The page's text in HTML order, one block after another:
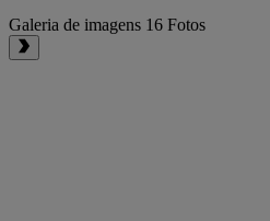
Galeria de imagens 16 Fotos